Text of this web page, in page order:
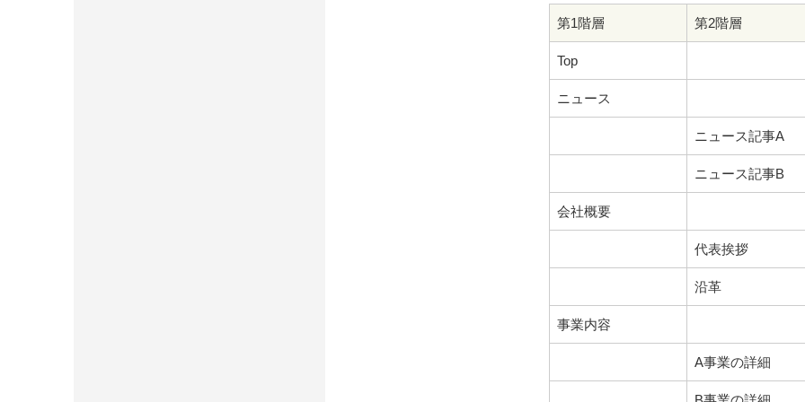
第1階層 第2階層
Top
ニュース
ニュース記事A
ニュース記事B
会社概要
代表挨拶
沿革
事業内容
A事業の詳細